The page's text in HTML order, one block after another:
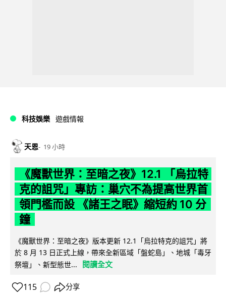
科技娛樂 遊戲情報
天恩 19 小時
《魔獸世界：至暗之夜》12.1 「烏拉特
克的詛咒」專訪：巢穴不為提高世界首
領門檻而設 《諸王之眠》縮短約 10 分
鐘
《魔獸世界：至暗之夜》版本更新 12.1「烏拉特克的詛咒」將
於 8 月 13 日正式上線，帶來全新區域「盤蛇島」、地城「毒牙
祭壇」、新型態世...
閱讀全文
115 分享